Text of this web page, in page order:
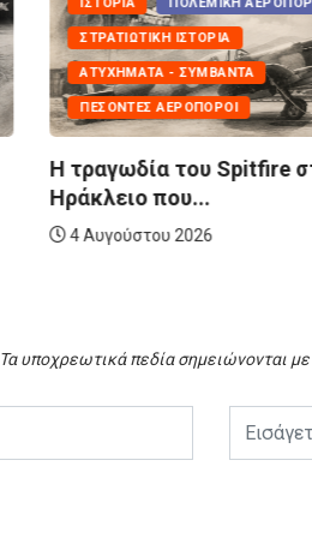
ΠΟΛΙΤΙΚΉ ΠΡΟΣΤΑΣΊΑ
Τα Eλληνικά Canadair
παίρνουν σάρκα και...
7 Αυγούστου 2026
Τα υποχρεωτικά πεδία σημειώνονται με